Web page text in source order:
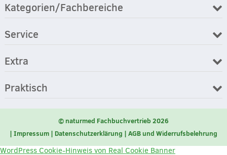
Kategorien/Fachbereiche
Service
Extra
Praktisch
© naturmed Fachbuchvertrieb 2026
Impressum
Datenschutzerklärung AGB und Widerrufsbelehrung
WordPress Cookie-Hinweis von Real Cookie Banner